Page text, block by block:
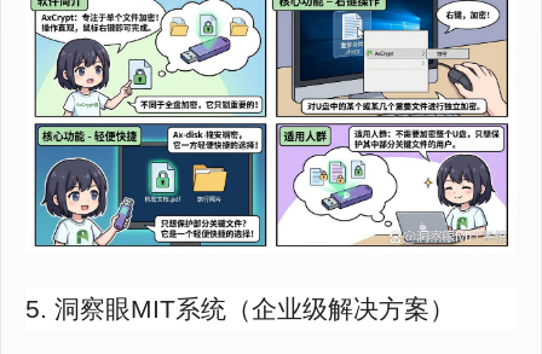
5. 洞察眼MIT系统（企业级解决方案）